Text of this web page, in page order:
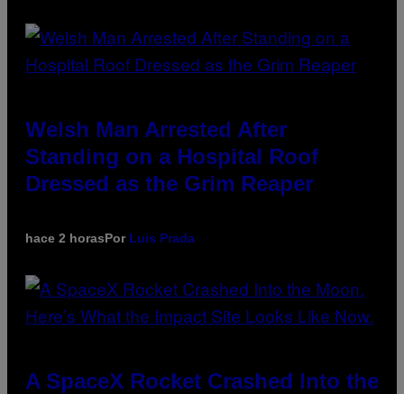
Welsh Man Arrested After
Standing on a Hospital Roof
Dressed as the Grim Reaper
hace 2 horasPor Luis Prada
A SpaceX Rocket Crashed Into the